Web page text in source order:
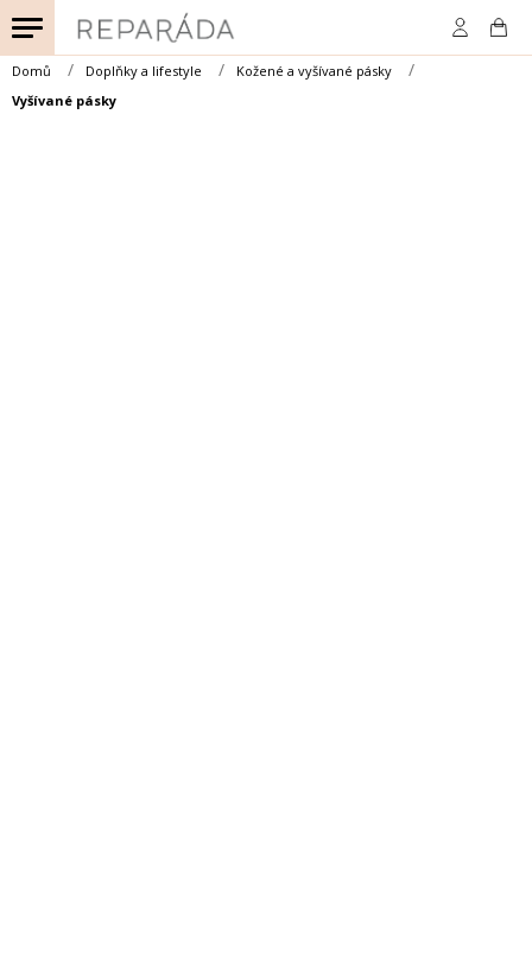
na
obsah
Domů Doplňky a lifestyle
Kožené a vyšívané pásky
Vyšívané pásky